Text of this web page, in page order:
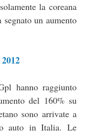
la coreana
un aumento
hanno raggiunto
del 160% su
sono arrivate a
auto in Italia. Le